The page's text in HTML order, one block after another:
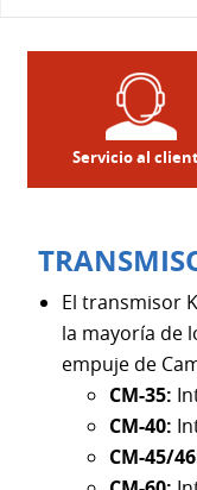
Servicio al
El transmisor
la mayoría de
empuje de
CM-35:
CM-40:
CM-45/